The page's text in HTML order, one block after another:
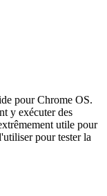
pour Chrome OS.
y exécuter des
utile pour
pour tester la